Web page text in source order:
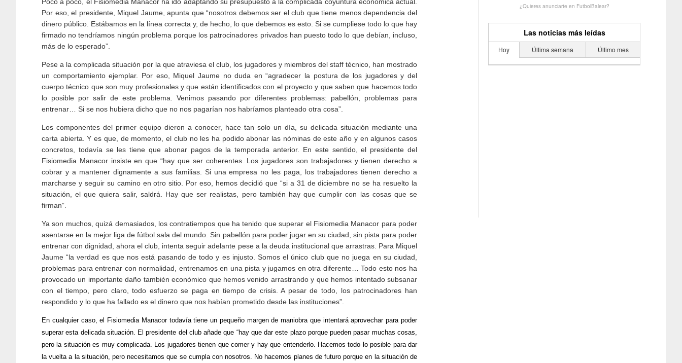
Por eso, el presidente, Miquel Jaume, apunta que “nosotros debemos ser el club que tiene menos dependencia del
dinero público. Estábamos en la línea correcta y, de hecho, lo que debemos es esto. Si se cumpliese todo lo que hay
firmado no tendríamos ningún problema porque los patrocinadores privados han puesto todo lo que debían, incluso,
más de lo esperado”.
Pese a la complicada situación por la que atraviesa el club, los jugadores y miembros del staff técnico, han mostrado
un comportamiento ejemplar. Por eso, Miquel Jaume no duda en “agradecer la postura de los jugadores y del
cuerpo técnico que son muy profesionales y que están identificados con el proyecto y que saben que hacemos todo
lo posible por salir de este problema. Venimos pasando por diferentes problemas: pabellón, problemas para
entrenar… Si se nos hubiera dicho que no nos pagarían nos habríamos planteado otra cosa”.
L os componentes del primer equipo dieron a conocer, hace tan solo un día, su delicada situación mediante una
carta abierta. Y es que, de momento, el club no les ha podido abonar las nóminas de este año y en algunos casos
concretos, todavía se les tiene que abonar pagos de la temporada anterior. En este sentido, el presidente del
Fisiomedia Manacor insiste en que “hay que ser coherentes. Los jugadores son trabajadores y tienen derecho a
cobrar y a mantener dignamente a sus familias. Si una empresa no les paga, los trabajadores tienen derecho a
marcharse y seguir su camino en otro sitio. Por eso, hemos decidió que “si a 31 de diciembre no se ha resuelto la
situación, el que quiera salir, saldrá. Hay que ser realistas, pero también hay que cumplir con las cosas que se
firman”.
Ya son muchos, quizá demasiados, los contratiempos que ha tenido que superar el Fisiomedia Manacor para poder
asentarse en la mejor liga de fútbol sala del mundo. Sin pabellón para poder jugar en su ciudad, sin pista para poder
entrenar con dignidad, ahora el club, intenta seguir adelante pese a la deuda institucional que arrastras. Para Miquel
Jaume “la verdad es que nos está pasando de todo y es injusto. Somos el único club que no juega en su ciudad,
problemas para entrenar con normalidad, entrenamos en una pista y jugamos en otra diferente… Todo esto nos ha
provocado un importante daño también económico que hemos venido arrastrando y que hemos intentado subsanar
con el tiempo, pero claro, todo esfuerzo se paga en tiempo de crisis. A pesar de todo, los patrocinadores han
respondido y lo que ha fallado es el dinero que nos habían prometido desde las instituciones”.
En cualquier caso, el Fisiomedia Manacor todavía tiene un pequeño margen de maniobra que intentará aprovechar para poder
superar esta delicada situación. El presidente del club añade que “hay que dar este plazo porque pueden pasar muchas cosas,
pero la situación es muy complicada. Los jugadores tienen que comer y hay que entenderlo. Hacemos todo lo posible para dar
la vuelta a la situación, pero necesitamos que se cumpla con nosotros. No hacemos planes de futuro porque en la situación de
¿Quieres anunciarte en FutbolBalear?
Las noticias más leídas
Hoy Última semana Último mes